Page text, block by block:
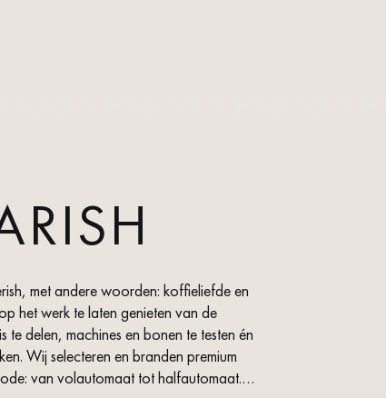
met andere woorden: koffieliefde en
het werk te laten genieten van de
delen, machines en bonen te testen én
van volautomaat tot halfautomaat.